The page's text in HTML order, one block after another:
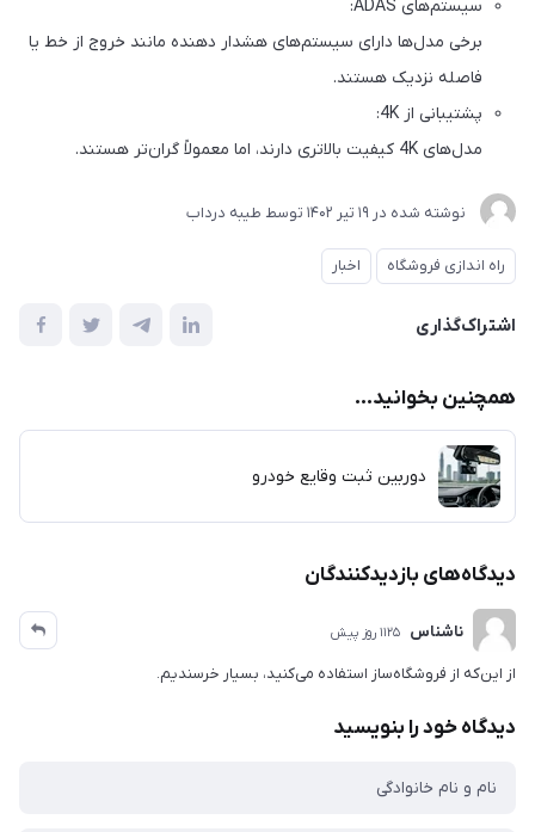
سیستم‌های ADAS:
برخی مدل‌ها دارای سیستم‌های هشدار دهنده مانند خروج از خط یا
فاصله نزدیک هستند.
پشتیبانی از 4K:
مدل‌های 4K کیفیت بالاتری دارند، اما معمولاً گران‌تر هستند.
نوشته شده در 19 تير 1402 توسط طیبه درداب
راه اندازی فروشگاه اخبار
اشتراک‌گذاری
همچنین بخوانید...
دوربین ثبت وقایع خودرو
دیدگاه‌های بازدیدکنندگان
ناشناس 1125 روز پیش
از این‌که از فروشگاه‌ساز استفاده می‌کنید، بسیار خرسندیم.
دیدگاه خود را بنویسید